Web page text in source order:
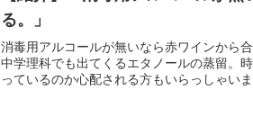
る。」
消毒用アルコールが無いなら赤ワインから
中学理科でも出てくるエタノールの蒸留。
っているのか心配される方もいらっしゃい